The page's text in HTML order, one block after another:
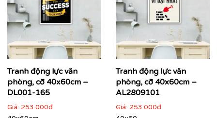
Tranh động lực văn
phòng, cỡ 40x60cm –
DL001-165
Giá: 253.000đ
Tranh động lực văn
phòng, cỡ 40x60cm –
AL2809101
Giá: 253.000đ